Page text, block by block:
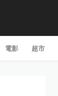
電影 超市